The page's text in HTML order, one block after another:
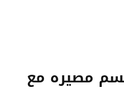
مصيره مع